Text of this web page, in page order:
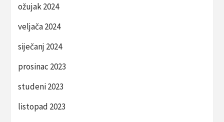
ožujak 2024
veljača 2024
siječanj 2024
prosinac 2023
studeni 2023
listopad 2023